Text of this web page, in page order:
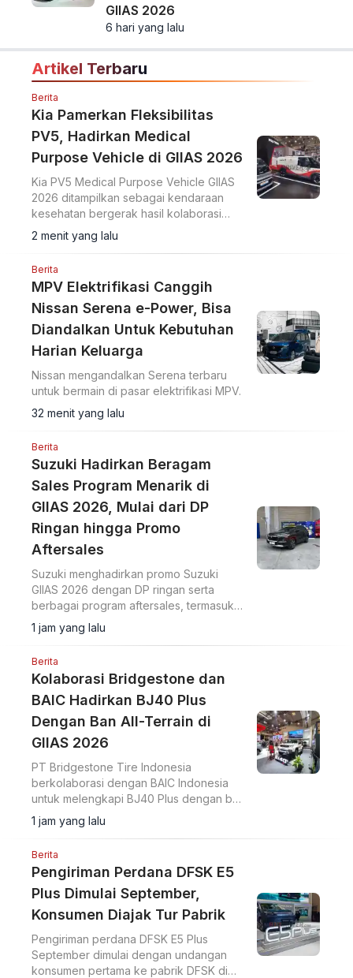
GIIAS 2026
6 hari yang lalu
Artikel Terbaru
Berita
Kia Pamerkan Fleksibilitas
PV5, Hadirkan Medical
Purpose Vehicle di GIIAS 2026
Kia PV5 Medical Purpose Vehicle GIIAS
2026 ditampilkan sebagai kendaraan
kesehatan bergerak hasil kolaborasi
dengan Eka Hospital dan mitra lainnya.
2 menit yang lalu
Berita
MPV Elektrifikasi Canggih
Nissan Serena e-Power, Bisa
Diandalkan Untuk Kebutuhan
Harian Keluarga
Nissan mengandalkan Serena terbaru
untuk bermain di pasar elektrifikasi MPV.
32 menit yang lalu
Berita
Suzuki Hadirkan Beragam
Sales Program Menarik di
GIIAS 2026, Mulai dari DP
Ringan hingga Promo
Aftersales
Suzuki menghadirkan promo Suzuki
GIIAS 2026 dengan DP ringan serta
berbagai program aftersales, termasuk
diskon suku cadang dan voucher selama
pameran di ICE BSD City.
1 jam yang lalu
Berita
Kolaborasi Bridgestone dan
BAIC Hadirkan BJ40 Plus
Dengan Ban All-Terrain di
GIIAS 2026
PT Bridgestone Tire Indonesia
berkolaborasi dengan BAIC Indonesia
untuk melengkapi BJ40 Plus dengan ban
Bridgestone Dueler A/T002 di GIIAS
2026.
1 jam yang lalu
Berita
Pengiriman Perdana DFSK E5
Plus Dimulai September,
Konsumen Diajak Tur Pabrik
Pengiriman perdana DFSK E5 Plus
September dimulai dengan undangan
konsumen pertama ke pabrik DFSK di